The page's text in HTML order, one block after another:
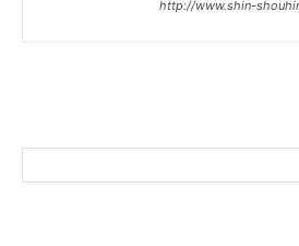
http://www.shin-